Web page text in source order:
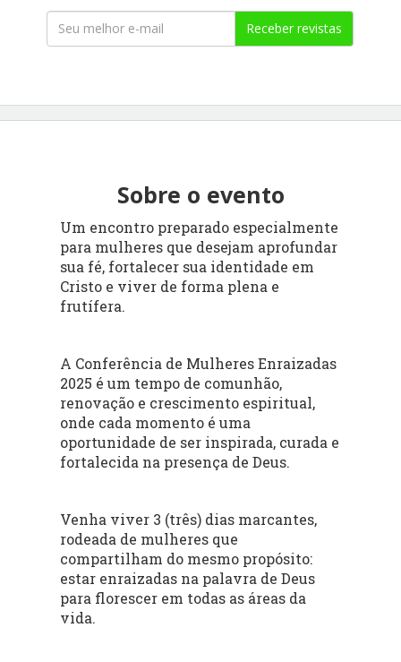
Receber revistas
Sobre o evento
Um encontro preparado especialmente
para mulheres que desejam aprofundar
sua fé, fortalecer sua identidade em
Cristo e viver de forma plena e
frutífera.
A Conferência de Mulheres Enraizadas
2025 é um tempo de comunhão,
renovação e crescimento espiritual,
onde cada momento é uma
oportunidade de ser inspirada, curada e
fortalecida na presença de Deus.
Venha viver 3 (três) dias marcantes,
rodeada de mulheres que
compartilham do mesmo propósito:
estar enraizadas na palavra de Deus
para florescer em todas as áreas da
vida.